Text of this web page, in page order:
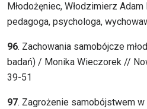
Młodożęniec, Włodzimierz
pedagoga, psychologa,
96. Zachowania samobójcze
badań) / Monika Wieczorek //
39-51
97. Zagrożenie samobójstwem